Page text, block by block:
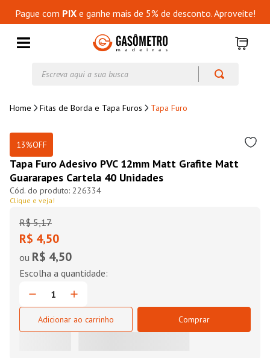
Pague com PIXe ganhe mais de 5% de desconto. Aproveite!
Fitas de Borda e Tapa Furos Tapa Furo
13%OFF
Tapa Furo Adesivo PVC 12mm Matt Grafite Matt
Guararapes Cartela 40 Unidades
226334
Clique e veja!
R$ 5,17
R$ 4,50
ou R$ 4,50
Adicionar ao carrinho Comprar